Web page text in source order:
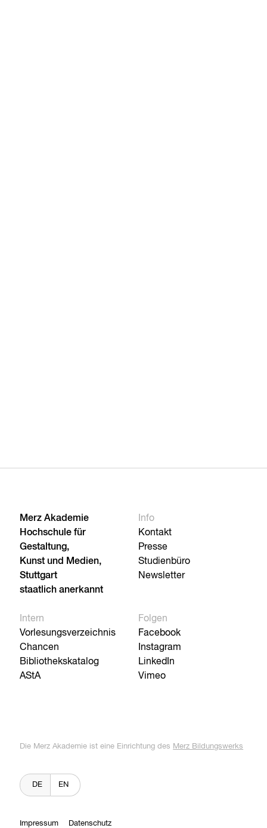
Merz Akademie
Hochschule für
Gestaltung,
Kunst und Medien,
Stuttgart
staatlich anerkannt
Info
Kontakt
Presse
Studienbüro
Newsletter
Intern
Vorlesungsverzeichnis
Chancen
Bibliothekskatalog
AStA
Folgen
Facebook
Instagram
LinkedIn
Vimeo
Die Merz Akademie ist eine Einrichtung des Merz Bildungswerks
DE EN
Impressum Datenschutz